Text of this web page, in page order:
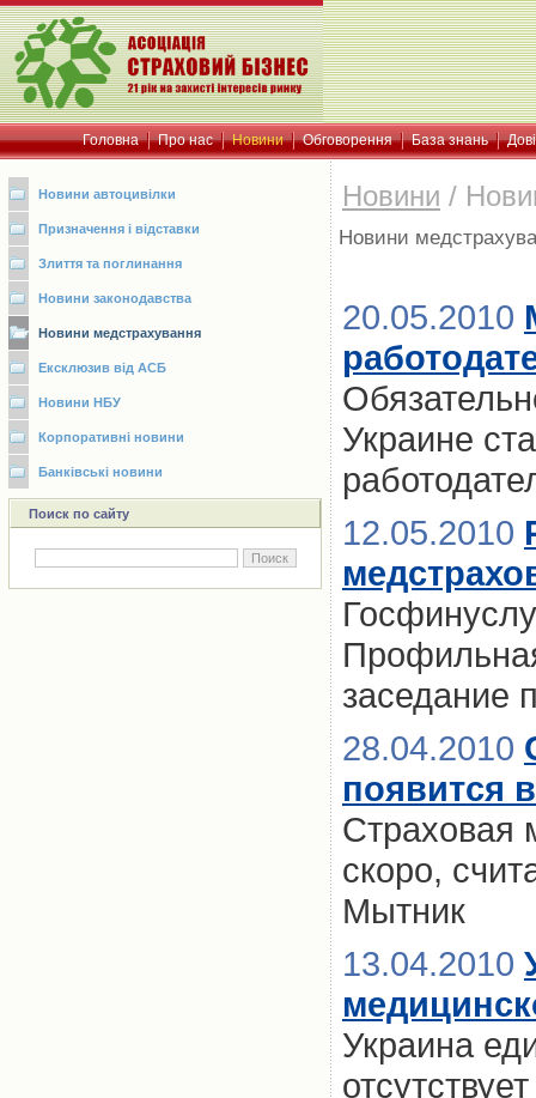
Головна Про нас Новини Обговорення База знань
Новини автоцивілки
Призначення і відставки
Злиття та поглинання
Новини законодавства
Новини медстрахування
Ексклюзив від АСБ
Новини НБУ
Корпоративні новини
Банківські новини
Поиск по сайту
Новини /
Новини
20.05.2010
Украине
12.05.2010
заседание
28.04.2010
появится
Страховая
скоро,
Мытник
13.04.2010
Украина